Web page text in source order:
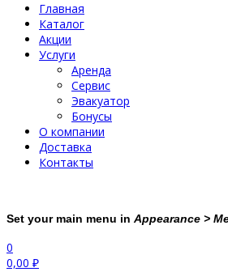
Главная
Каталог
Акции
Услуги
Аренда
Сервис
Эвакуатор
Бонусы
О компании
Доставка
Контакты
Set your main menu in Appearance >
0
0,00 ₽